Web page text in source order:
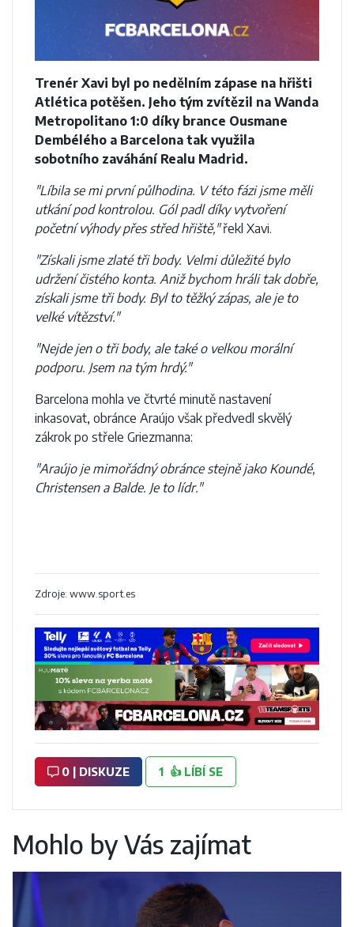
Trenér Xavi byl po nedělním zápase na hřišti
Atlética potěšen. Jeho tým zvítězil na Wanda
Metropolitano 1:0 díky brance Ousmane
Dembélého a Barcelona tak využila
sobotního zaváhání Realu Madrid.
"Líbila se mi první půlhodina. V této fázi jsme měli
utkání pod kontrolou. Gól padl díky vytvoření
početní výhody přes střed hřiště,"řekl Xavi.
"Získali jsme zlaté tři body. Velmi důležité bylo
udržení čistého konta. Aniž bychom hráli tak dobře,
získali jsme tři body. Byl to těžký zápas, ale je to
velké vítězství."
"Nejde jen o tři body, ale také o velkou morální
podporu. Jsem na tým hrdý."
Barcelona mohla ve čtvrté minutě nastavení
inkasovat, obránce Araújo však předvedl skvělý
zákrok po střele Griezmanna:
"Araújo je mimořádný obránce stejně jako Koundé,
Christensen a Balde. Je to lídr."
Zdroje: www.sport.es
0 | DISKUZE 1 👍 LÍBÍ SE
Mohlo by Vás zajímat